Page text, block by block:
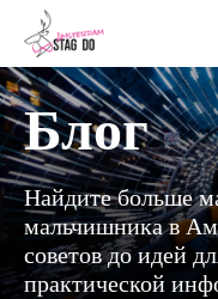
Блог
Найдите больше
мальчишника в
советов до идей
практической